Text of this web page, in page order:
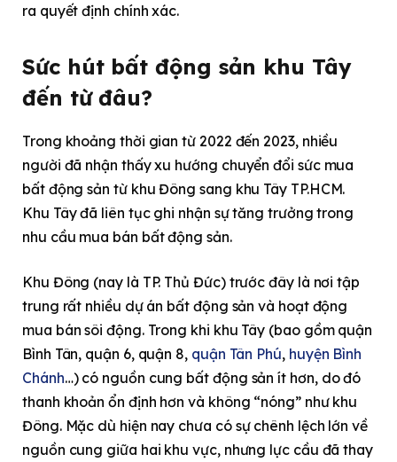
ra quyết định chính xác.
Sức hút bất động sản khu Tây
đến từ đâu?
Trong khoảng thời gian từ 2022 đến 2023, nhiều
người đã nhận thấy xu hướng chuyển đổi sức mua
bất động sản từ khu Đông sang khu Tây TP.HCM.
Khu Tây đã liên tục ghi nhận sự tăng trưởng trong
nhu cầu mua bán bất động sản.
Khu Đông (nay là TP. Thủ Đức) trước đây là nơi tập
trung rất nhiều dự án bất động sản và hoạt động
mua bán sôi động. Trong khi khu Tây (bao gồm quận
Bình Tân, quận 6, quận 8, quận Tân Phú, huyện Bình
Chánh…) có nguồn cung bất động sản ít hơn, do đó
thanh khoản ổn định hơn và không “nóng” như khu
Đông. Mặc dù hiện nay chưa có sự chênh lệch lớn về
nguồn cung giữa hai khu vực, nhưng lực cầu đã thay